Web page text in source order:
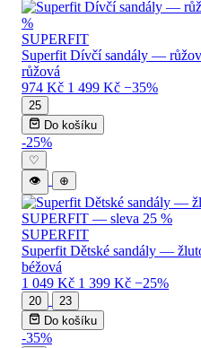
SUPERFIT
Superfit Dívčí sandály —
růžová
974 Kč 1 499 Kč −35%
25
Do košíku
-25%
♡
👁
⊕
SUPERFIT
Superfit Dětské sandály —
béžová
1 049 Kč 1 399 Kč −25%
20
23
Do košíku
-35%